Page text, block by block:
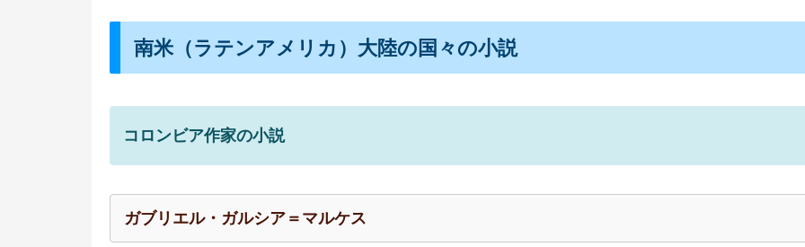
南米（ラテンアメリカ）大陸の国々の小説
コロンビア作家の小説
ガブリエル・ガルシア＝マルケス